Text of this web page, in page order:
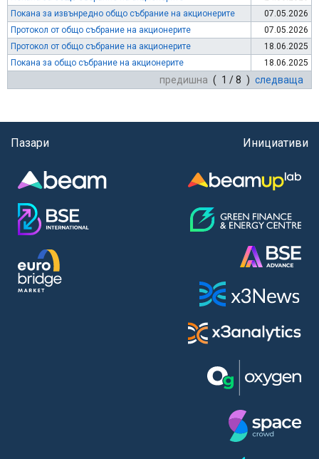
Покана за извънредно общо събрание на акционерите
07.05.2026
Протокол от общо събрание на акционерите
07.05.2026
Протокол от общо събрание на акционерите
18.06.2025
Покана за общо събрание на акционерите
18.06.2025
предишна ( 1 / 8 ) следваща
Пазари Инициативи